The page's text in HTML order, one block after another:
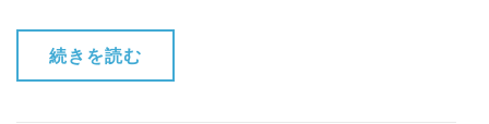
続きを読む